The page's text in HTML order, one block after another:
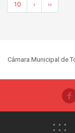
10 › ››
Câmara Municipal de